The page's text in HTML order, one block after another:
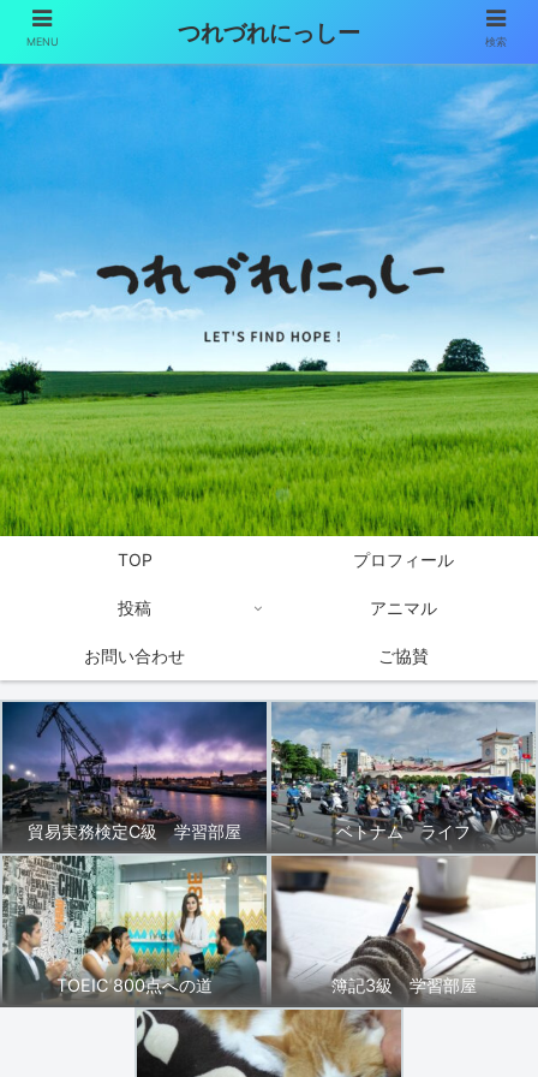
TOP プロフィール
投稿 アニマル
お問い合わせ ご協賛
貿易実務検定C級 学習部屋 ベトナム ライフ
TOEIC 800点への道 簿記3級 学習部屋
MENU つれづれにっしー 検索